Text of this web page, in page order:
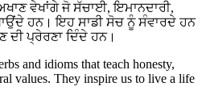
ਵੇਖਾਂਗੇ ਜੋ ਸੱਚਾਈ, ਇਮਾਨਦਾਰੀ,
ਹਨ। ਇਹ ਸਾਡੀ ਸੋਚ ਨੂੰ ਸੰਵਾਰਦੇ ਹਨ
ਦੀ ਪ੍ਰੇਰਣਾ ਦਿੰਦੇ ਹਨ।
and idioms that teach honesty,
values. They inspire us to live a life